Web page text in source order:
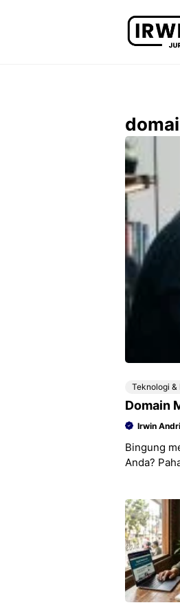
Teknologi &
Domain
Irwin
Bingung
Anda?